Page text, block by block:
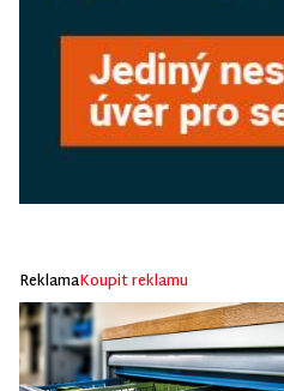
ReklamaKoupit reklamu